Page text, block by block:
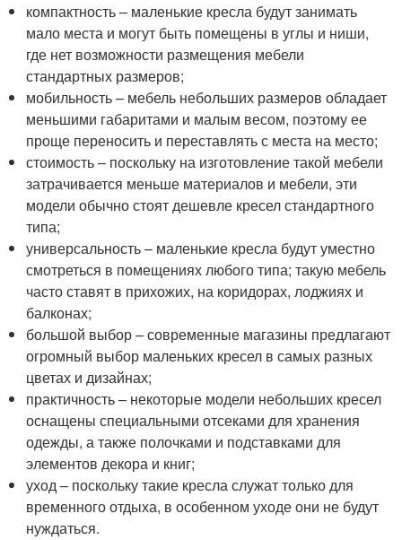
компактность – маленькие кресла будут занимать
мало места и могут быть помещены в углы и ниши,
где нет возможности размещения мебели
стандартных размеров;
мобильность – мебель небольших размеров обладает
меньшими габаритами и малым весом, поэтому ее
проще переносить и переставлять с места на место;
стоимость – поскольку на изготовление такой мебели
затрачивается меньше материалов и мебели, эти
модели обычно стоят дешевле кресел стандартного
типа;
универсальность – маленькие кресла будут уместно
смотреться в помещениях любого типа; такую мебель
часто ставят в прихожих, на коридорах, лоджиях и
балконах;
большой выбор – современные магазины предлагают
огромный выбор маленьких кресел в самых разных
цветах и дизайнах;
практичность – некоторые модели небольших кресел
оснащены специальными отсеками для хранения
одежды, а также полочками и подставками для
элементов декора и книг;
уход – поскольку такие кресла служат только для
временного отдыха, в особенном уходе они не будут
нуждаться.